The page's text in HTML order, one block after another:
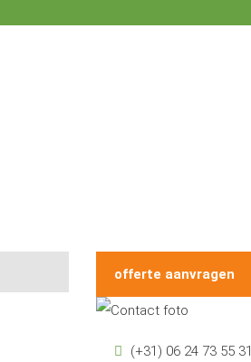
offerte aanvragen
(+31) 06 24 73 55 31